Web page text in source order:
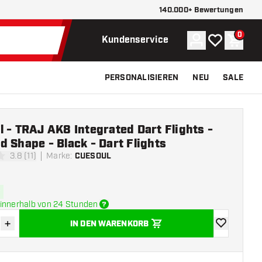
140.000+ Bewertungen
Kundenservice Konto
Meine 0
PERSONALISIEREN NEU SALE
3.8 (11) Marke: CUESOUL
- TRAJ AK8 Integrated Dart Flights -
Shape - Black - Dart Flights
von 24 Stunden
Menge erhöhen
+ IN DEN WARENKORB
Zur